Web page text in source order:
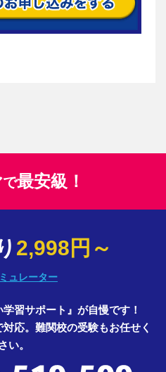
で最安級！
2,998円～
ュレーター
習サポート』が自慢です！
応。難関校の受験もお任せく
い。